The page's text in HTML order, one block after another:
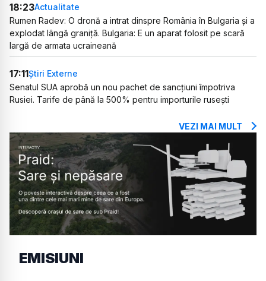
18:23Actualitate
Rumen Radev: O dronă a intrat dinspre România în Bulgaria și a
explodat lângă graniță. Bulgaria: E un aparat folosit pe scară
largă de armata ucraineană
17:11Știri Externe
Senatul SUA aprobă un nou pachet de sancțiuni împotriva
Rusiei. Tarife de până la 500% pentru importurile rusești
VEZI MAI MULT
EMISIUNI